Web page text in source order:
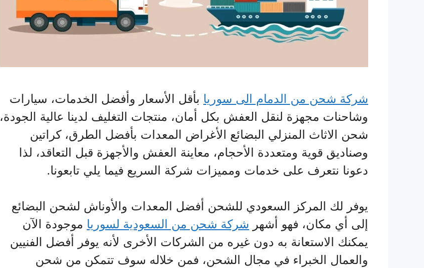
شركة شحن من الدمام الى سوريا بأقل الأسعار وأفضل الخدمات، سيارات
وشاحنات مجهزة لنقل العفش بكل أمان، منتجات التغليف لدينا عالية الجودة،
شحن الاثاث المنزلي البضائع الأغراض المعدات بأفضل الطرق، كراتين
وصناديق قوية ومتعددة الأحجام، معاينة العفش والأجهزة قبل التعاقد، لذا
دعونا نتعرف على خدمات ومميزات شركة السريع فيما يلي تابعونا.
يوفر لك المركز السعودي للشحن أفضل المعدات والأوناش لشحن البضائع
إلى أي مكان، فهو أشهر شركة شحن من السعودية لسوريا موجودة الآن
يمكنك الاستعانة به دون غيره من الشركات الأخرى لأنه يوفر أفضل الفنيين
والعمال الخبراء في مجال الشحن، فمن خلاله سوف تتمكن من شحن